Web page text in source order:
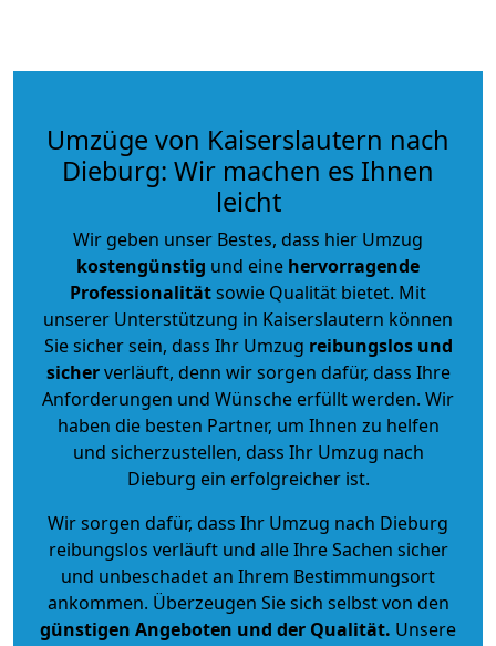
Umzüge von Kaiserslautern nach
Dieburg: Wir machen es Ihnen
leicht
Wir geben unser Bestes, dass hier Umzug
kostengünstig und eine hervorragende
Professionalitätsowie Qualität bietet. Mit
unserer Unterstützung in Kaiserslautern können
Sie sicher sein, dass Ihr Umzug reibungslos und
sicherverläuft, denn wir sorgen dafür, dass Ihre
Anforderungen und Wünsche erfüllt werden. Wir
haben die besten Partner, um Ihnen zu helfen
und sicherzustellen, dass Ihr Umzug nach
Dieburg ein erfolgreicher ist.
Wir sorgen dafür, dass Ihr Umzug nach Dieburg
reibungslos verläuft und alle Ihre Sachen sicher
und unbeschadet an Ihrem Bestimmungsort
ankommen. Überzeugen Sie sich selbst von den
günstigen Angeboten und der Qualität. Unsere